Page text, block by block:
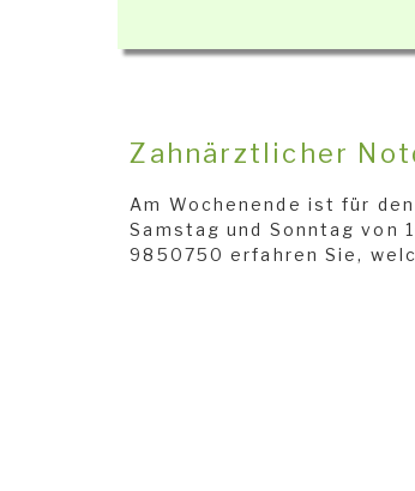
Zahnärztlicher
Am Wochenende ist für
Samstag und Sonntag von
9850750 erfahren Sie,